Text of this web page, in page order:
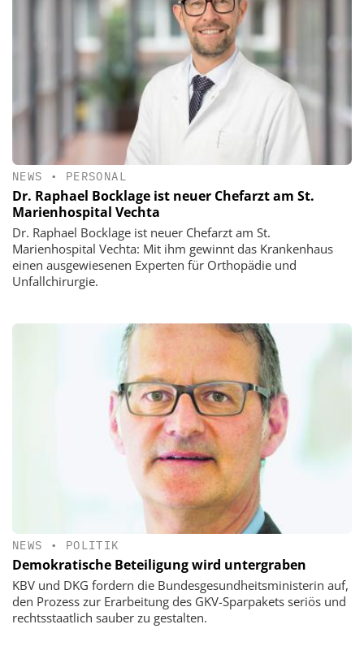
NEWS • PERSONAL
Dr. Raphael Bocklage ist neuer Chefarzt am St.
Marienhospital Vechta
Dr. Raphael Bocklage ist neuer Chefarzt am St.
Marienhospital Vechta: Mit ihm gewinnt das Krankenhaus
einen ausgewiesenen Experten für Orthopädie und
Unfallchirurgie.
NEWS • POLITIK
Demokratische Beteiligung wird untergraben
KBV und DKG fordern die Bundesgesundheitsministerin auf,
den Prozess zur Erarbeitung des GKV-Sparpakets seriös und
rechtsstaatlich sauber zu gestalten.